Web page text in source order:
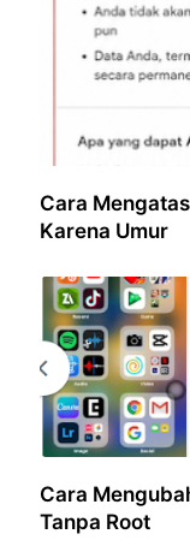
Cara
Karena Umur
Cara
Tanpa Root